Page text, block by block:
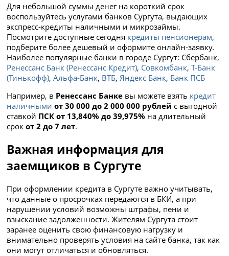
Для небольшой суммы денег на короткий срок
воспользуйтесь услугами банков Сургута, выдающих
экспресс-кредиты наличными и микрозаймы.
Посмотрите доступные сегодня кредиты пенсионерам,
подберите более дешевый и оформите онлайн-заявку.
Наиболее популярные банки в городе Сургут: Сбербанк,
Ренессанс Банк (Ренессанс Кредит), Совкомбанк,Т-Банк
(Тинькофф),Альфа-Банк, ВТБ, Яндекс Банк, Банк ПСБ
Например, в Ренессанс Банке вы можете взять кредит
наличными от 30 000 до 2 000 000 рублей с выгодной
ставкой ПСК от 13,840% до 39,975% на длительный
срокот 2 до 7 лет.
Важная информация для
заемщиков в Сургуте
При оформлении кредита в Сургуте важно учитывать,
что данные о просрочках передаются в БКИ, а при
нарушении условий возможны штрафы, пени и
взыскание задолженности. Жителям Сургута стоит
заранее оценить свою финансовую нагрузку и
внимательно проверять условия на сайте банка, так как
они могут отличаться и обновляться.